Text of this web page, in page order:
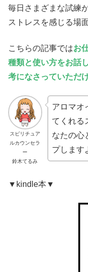
毎日さまざまな試練
ストレスを感じる場
こちらの記事ではお
種類と使い方をお話
考になさっていただ
スピリチュア
ルカウンセラ
ー
鈴木てるみ
アロマオ
てくれる
なたの心
プします
▼kindle本▼